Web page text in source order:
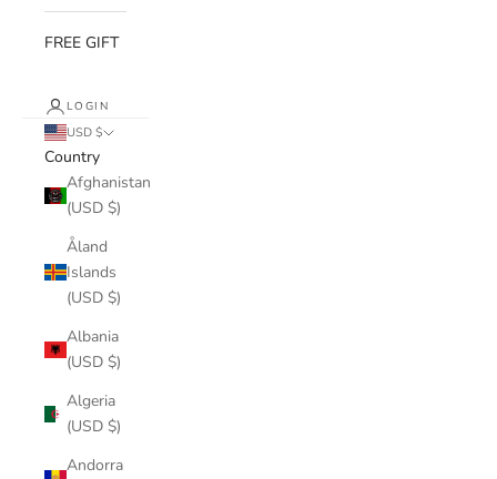
FREE GIFT
LOGIN
USD $
Country
Afghanistan
(USD $)
Åland
Islands
(USD $)
Albania
(USD $)
Algeria
(USD $)
Andorra